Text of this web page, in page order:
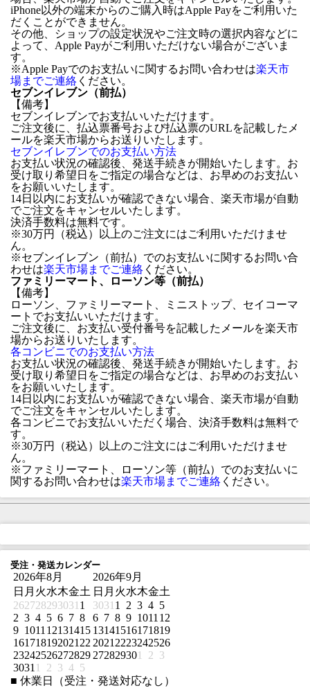
iPhone以外の端末からのご購入時はApple Payをご利用いた
だくことができません。
その他、ショップの設定状況やご注文時の選択内容などに
よって、Apple Payがご利用いただけない場合がございま
す。
※Apple Payでのお支払いに関するお問い合わせは楽天市
場までご連絡 ください。
セブンイレブン（前払）
【備考】
セブンイレブンでお支払いいただけます。
ご注文後に、払込票番号および払込票のURLを記載したメ
ールを楽天市場からお送りいたします。
セブンイレブンでのお支払い方法
お支払い状況の確認後、発送手続きが開始いたします。お
受け取り希望日をご指定の場合などは、お早めのお支払い
をお願いいたします。
14日以内にお支払いが確認できない場合、楽天市場が自動
でご注文をキャンセルいたします。
決済手数料は無料です。
※30万円（税込）以上のご注文にはご利用いただけませ
ん。
※セブンイレブン（前払）でのお支払いに関するお問い合
わせは楽天市場までご連絡 ください。
ファミリーマート、ローソン等（前払）
【備考】
ローソン、ファミリーマート、ミニストップ、セイコーマ
ートでお支払いいただけます。
ご注文後に、お支払い受付番号を記載したメールを楽天市
場からお送りいたします。
各コンビニでのお支払い方法
お支払い状況の確認後、発送手続きが開始いたします。お
受け取り希望日をご指定の場合などは、お早めのお支払い
をお願いいたします。
14日以内にお支払いが確認できない場合、楽天市場が自動
でご注文をキャンセルいたします。
各コンビニでお支払いいただく場合、決済手数料は無料で
す。
※30万円（税込）以上のご注文にはご利用いただけませ
ん。
※ファミリーマート、ローソン等（前払）でのお支払いに
関するお問い合わせは楽天市場までご連絡 ください。
受注・発送カレンダー
2026年8月
日 月 火水木金土
262728293031 1
2 3 4 5 6 7 8
9 1011 12131415
161718192021 22
23242526272829
3031 1 2 3 4 5
2026年9月
日 月 火水木金土
3031 1 2 3 4 5
6 7 8 9 1011 12
13141516171819
2021 2223242526
272829301 2 3
■ 休業日（受注・発送対応なし）